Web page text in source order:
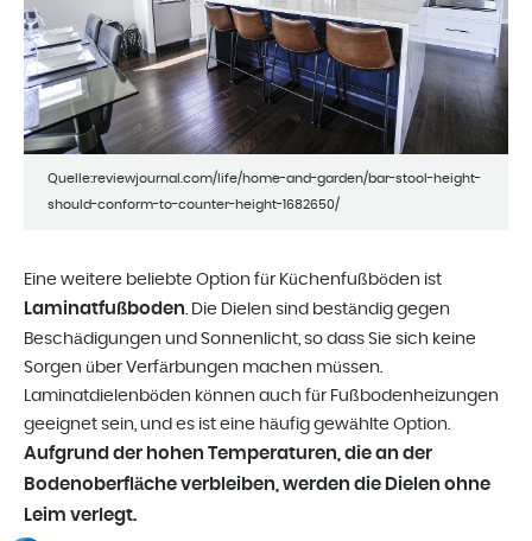
Quelle:reviewjournal.com/life/home-and-garden/bar-stool-height-
should-conform-to-counter-height-1682650/
Eine weitere beliebte Option für Küchenfußböden ist
Laminatfußboden. Die Dielen sind beständig gegen
Beschädigungen und Sonnenlicht, so dass Sie sich keine
Sorgen über Verfärbungen machen müssen.
Laminatdielenböden können auch für Fußbodenheizungen
geeignet sein, und es ist eine häufig gewählte Option.
Aufgrund der hohen Temperaturen, die an der
Bodenoberfläche verbleiben, werden die Dielen ohne
Leim verlegt.